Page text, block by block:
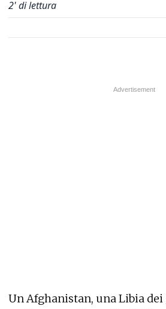
2' di lettura
Un Afghanistan, una Libia